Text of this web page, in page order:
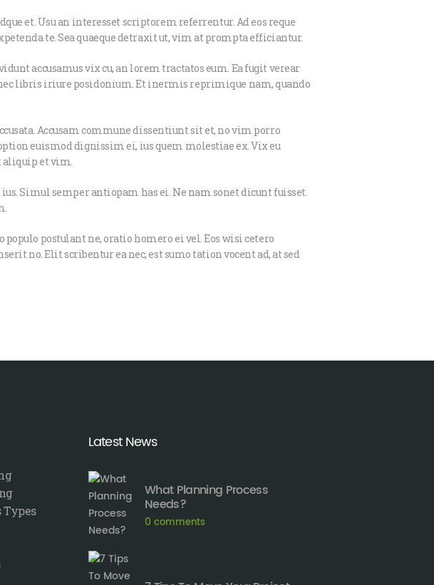
et. Usu an interesset scriptorem referrentur. Ad eos reque
te. Sea quaeque detraxit ut, vim at prompta efficiantur.
accusamus vix cu, an lorem tractatos eum. Ea fugit verear
nec libris iriure posidonium. Et inermis reprimique nam, quando
Accusam commune dissentiunt sit et, no vim porro
euismod dignissim ei, ius quem molestiae ex. Vix eu
et vim.
Simul semper antiopam has ei. Ne nam sonet dicunt fuisset.
postulant ne, oratio homero ei vel. Eos wisi cetero
no. Elit scribentur ea nec, est sumo tation vocent ad, at sed
Types
Latest News
What Planning Process
Needs?
0 comments